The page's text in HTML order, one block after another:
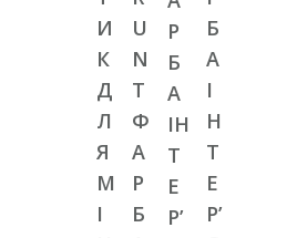
И
К
Д
Л
Я
М
І
U
N
T
Ф
А
Р
Б
Р
Б
А
ІН
Т
Е
Р’
Б
А
І
Н
Т
Е
Р’